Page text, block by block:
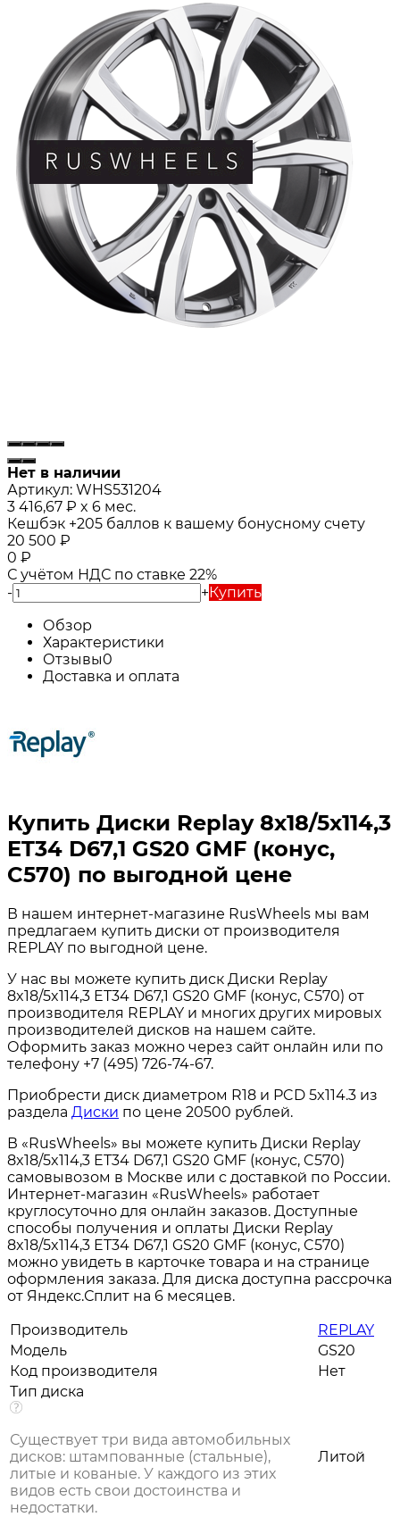
Нет в наличии
Артикул: WHS531204
3 416,67 ₽ x 6 мес.
Кешбэк +205 баллов к вашему бонусному счету
20 500 ₽
0 ₽
С учётом НДС по ставке 22%
-
+Купить
Обзор
Характеристики
Отзывы0
Доставка и оплата
Купить Диски Replay 8x18/5x114,3
ET34 D67,1 GS20 GMF (конус,
C570) по выгодной цене
В нашем интернет-магазине RusWheels мы вам
предлагаем купить диски от производителя
REPLAY по выгодной цене.
У нас вы можете купить диск Диски Replay
8x18/5x114,3 ET34 D67,1 GS20 GMF (конус, C570) от
производителя REPLAY и многих других мировых
производителей дисков на нашем сайте.
Оформить заказ можно через сайт онлайн или по
телефону +7 (495) 726-74-67.
Приобрести диск диаметром R18 и PCD 5x114.3 из
раздела Диски по цене 20500 рублей.
В «RusWheels» вы можете купить Диски Replay
8x18/5x114,3 ET34 D67,1 GS20 GMF (конус, C570)
самовывозом в Москве или с доставкой по России.
Интернет-магазин «RusWheels» работает
круглосуточно для онлайн заказов. Доступные
способы получения и оплаты Диски Replay
8x18/5x114,3 ET34 D67,1 GS20 GMF (конус, C570)
можно увидеть в карточке товара и на странице
оформления заказа. Для диска доступна рассрочка
от Яндекс.Сплит на 6 месяцев.
Производитель
REPLAY
Модель
GS20
Код производителя
Нет
Тип диска
Существует три вида автомобильных
дисков: штампованные (стальные),
литые и кованые. У каждого из этих
видов есть свои достоинства и
недостатки.
Литой